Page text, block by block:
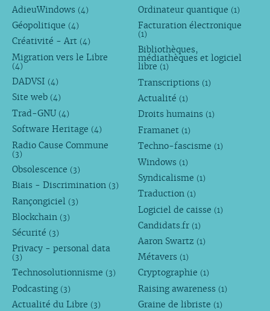
AdieuWindows (4)
Géopolitique (4)
Créativité - Art (4)
Migration vers le Libre
(4)
DADVSI (4)
Site web (4)
Trad-GNU (4)
Software Heritage (4)
Radio Cause Commune
(3)
Obsolescence (3)
Biais - Discrimination (3)
Rançongiciel (3)
Blockchain (3)
Sécurité (3)
Privacy - personal data
(3)
Technosolutionnisme (3)
Podcasting (3)
Actualité du Libre (3)
Ordinateur quantique (1)
Facturation électronique
(1)
Bibliothèques,
médiathèques et logiciel
libre (1)
Transcriptions (1)
Actualité (1)
Droits humains (1)
Framanet (1)
Techno-fascisme (1)
Windows (1)
Syndicalisme (1)
Traduction (1)
Logiciel de caisse (1)
Candidats.fr (1)
Aaron Swartz (1)
Métavers (1)
Cryptographie (1)
Raising awareness (1)
Graine de libriste (1)